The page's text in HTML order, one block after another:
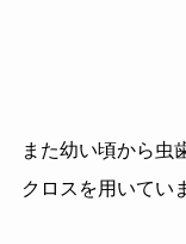
また幼い頃から虫
クロスを用いてい